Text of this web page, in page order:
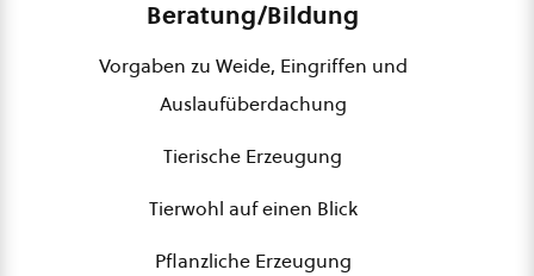
Beratung/Bildung
Vorgaben zu Weide, Eingriffen und
Auslaufüberdachung
Tierische Erzeugung
Tierwohl auf einen Blick
Pflanzliche Erzeugung